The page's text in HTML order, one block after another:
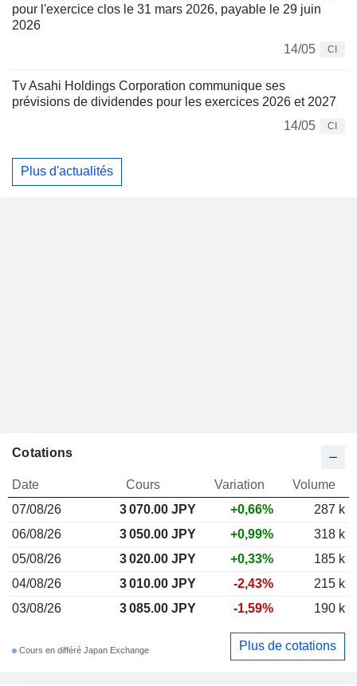
pour l'exercice clos le 31 mars 2026, payable le 29 juin
2026
14/05
CI
Tv Asahi Holdings Corporation communique ses
prévisions de dividendes pour les exercices 2026 et 2027
14/05
CI
Plus d'actualités
Cotations
Date Cours Variation
Volume
07/08/26
3 070.00 JPY +0,66%
287 k
06/08/26
3 050.00 JPY +0,99%
318 k
05/08/26
3 020.00 JPY +0,33%
185 k
04/08/26
3 010.00 JPY -2,43%
215 k
03/08/26
3 085.00 JPY -1,59% 190 k
Cours en différé Japan Exchange Plus de cotations